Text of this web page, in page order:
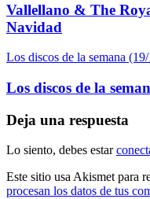
Vallellano & The
Navidad
Los discos de la semana
Los discos de la
Deja una respuesta
Lo siento, debes estar
Este sitio usa Akismet para
procesan los datos de tus